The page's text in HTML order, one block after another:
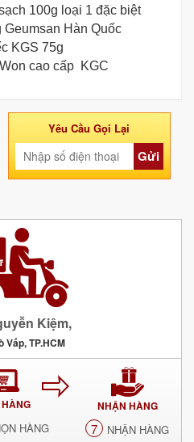
100g loại 1 đặc biệt
Geumsan Hàn Quốc
KGS 75g
cao cấp KGC
Yêu Cầu Gọi Lại
Gửi
Kiệm,
Vấp, TP.HCM
HÀNG
NHẬN HÀNG
7 NHẬN HÀNG